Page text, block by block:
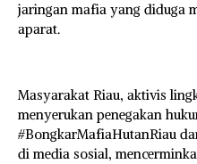
jaringan mafia yang diduga
aparat.
Masyarakat Riau, aktivis
menyerukan penegakan
#BongkarMafiaHutanRiau
di media sosial,